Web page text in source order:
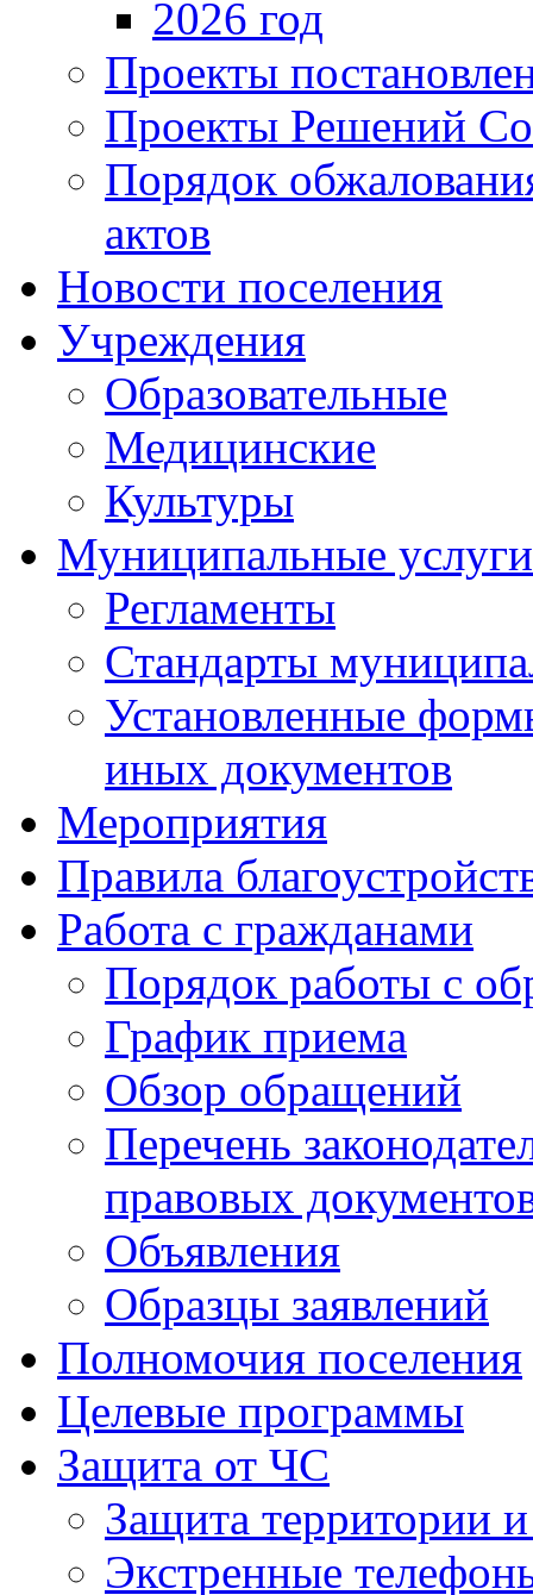
2026 год
Проекты
Проекты Решений
Порядок
актов
Новости поселения
Учреждения
Образовательные
Медицинские
Культуры
Муниципальные услуги
Регламенты
Стандарты
Установленные
иных документов
Мероприятия
Правила
Работа с гражданами
Порядок работы с
График приема
Обзор обращений
Перечень
правовых
Объявления
Образцы заявлений
Полномочия поселения
Целевые программы
Защита от ЧС
Защита территории
Экстренные